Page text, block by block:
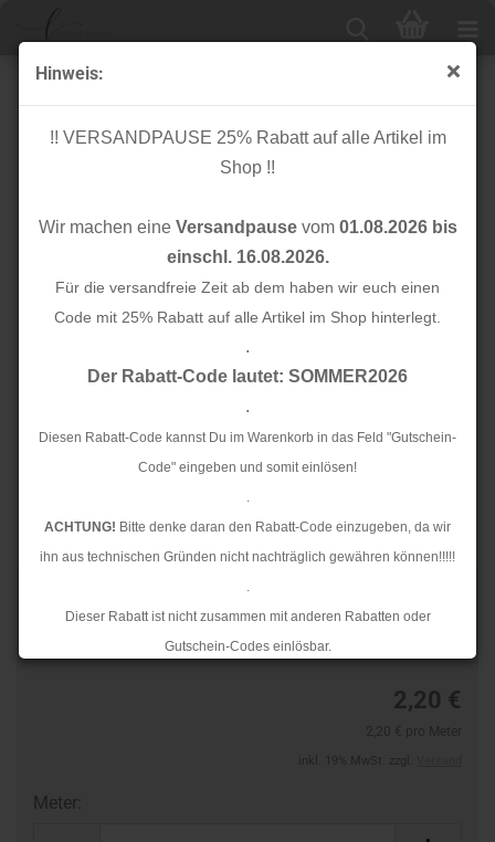
Hinweis:
!! VERSANDPAUSE 25% Rabatt auf alle Artikel im
Shop !!
Wir machen eine Versandpausevom 01.08.2026 bis
einschl. 16.08.2026.
Für die versandfreie Zeit ab dem haben wir euch einen
Code mit 25% Rabatt auf alle Artikel im Shop hinterlegt.
.
Der Rabatt-Code lautet: SOMMER2026
.
Diesen Rabatt-Code kannst Du im Warenkorb in das Feld "Gutschein-
Code" eingeben und somit einlösen!
.
ACHTUNG! Bitte denke daran den Rabatt-Code einzugeben, da wir
ihn aus technischen Gründen nicht nachträglich gewähren können!!!!!
.
Dieser Rabatt ist nicht zusammen mit anderen Rabatten oder
Gutschein-Codes einlösbar.
Ab dem 17.08.2026 versenden wir wieder wie gewohnt. Aufgrund des
Stripes - unelastisch 2,5 cm - schwarz/rot
2,20 €
Meter: